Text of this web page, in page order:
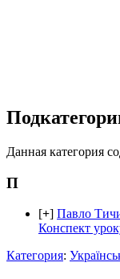
Данная категория
П
[+] Павло
Конспект
Категория: